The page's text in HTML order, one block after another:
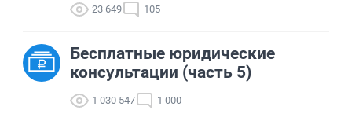
23 649 105
Бесплатные юридические
консультации (часть 5)
1 030 547 1 000